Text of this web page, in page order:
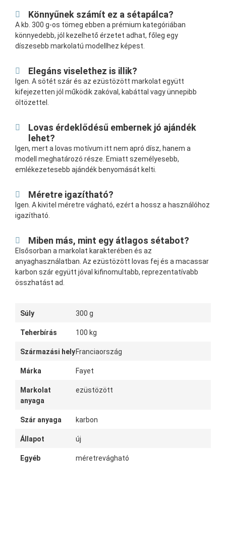
Könnyűnek számít ez a sétapálca?
A kb. 300 g-os tömeg ebben a prémium kategóriában
könnyedebb, jól kezelhető érzetet adhat, főleg egy
díszesebb markolatú modellhez képest.
Elegáns viselethez is illik?
Igen. A sötét szár és az ezüstözött markolat együtt
kifejezetten jól működik zakóval, kabáttal vagy ünnepibb
öltözettel.
Lovas érdeklődésű embernek jó ajándék
lehet?
Igen, mert a lovas motívum itt nem apró dísz, hanem a
modell meghatározó része. Emiatt személyesebb,
emlékezetesebb ajándék benyomását kelti.
Méretre igazítható?
Igen. A kivitel méretre vágható, ezért a hossz a használóhoz
igazítható.
Miben más, mint egy átlagos sétabot?
Elsősorban a markolat karakterében és az
anyaghasználatban. Az ezüstözött lovas fej és a macassar
karbon szár együtt jóval kifinomultabb, reprezentatívabb
összhatást ad.
Súly 300 g
Teherbírás 100 kg
Származási helyFranciaország
Márka Fayet
Markolat
anyaga
ezüstözött
Szár anyaga karbon
Állapot új
Egyéb méretrevágható